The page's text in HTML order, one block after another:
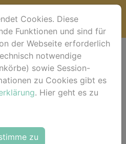
Cookies. Diese
Funktionen und sind für
der Webseite erforderlich
notwendige
sowie Session-
zu Cookies gibt es
. Hier geht es zu
zu